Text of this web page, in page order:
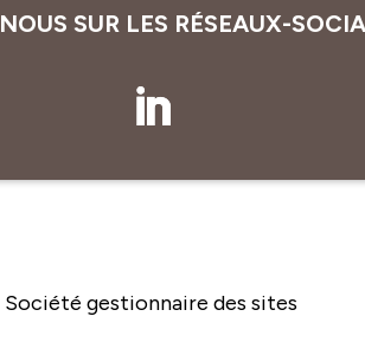
SUR LES RÉSEAUX-
Société gestionnaire des sites